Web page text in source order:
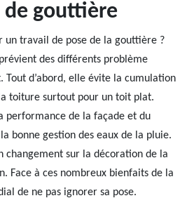
gouttière
un travail de pose de la gouttière ?
des différents problème
Tout d’abord, elle évite la cumulation
toiture surtout pour un toit plat.
performance de la façade et du
bonne gestion des eaux de la pluie.
changement sur la décoration de la
Face à ces nombreux bienfaits de la
de ne pas ignorer sa pose.